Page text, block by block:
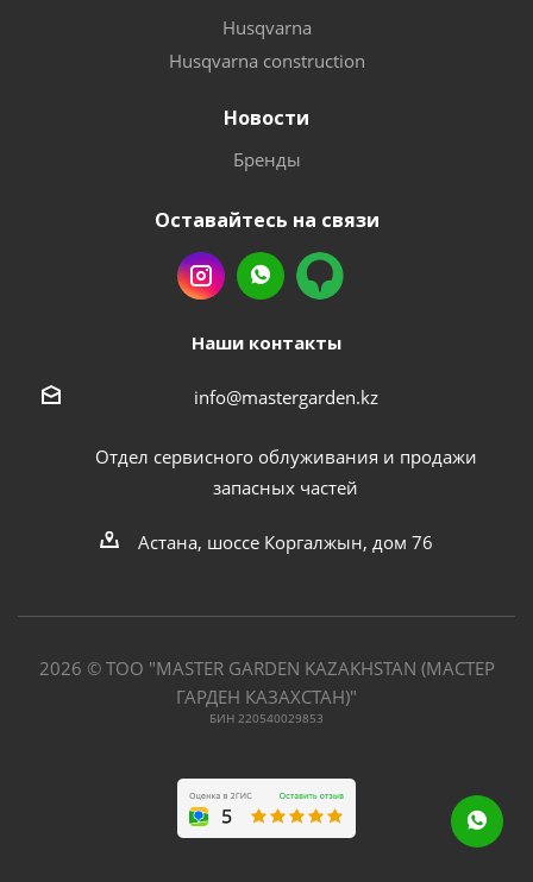
Husqvarna
Husqvarna construction
Новости
Бренды
Оставайтесь на связи
Наши контакты
info@mastergarden.kz
Отдел сервисного облуживания и продажи
запасных частей
Астана, шоссе Коргалжын, дом 76
2026 © ТОО "MASTER GARDEN KAZAKHSTAN (МАСТЕР
ГАРДЕН КАЗАХСТАН)"
БИН 220540029853